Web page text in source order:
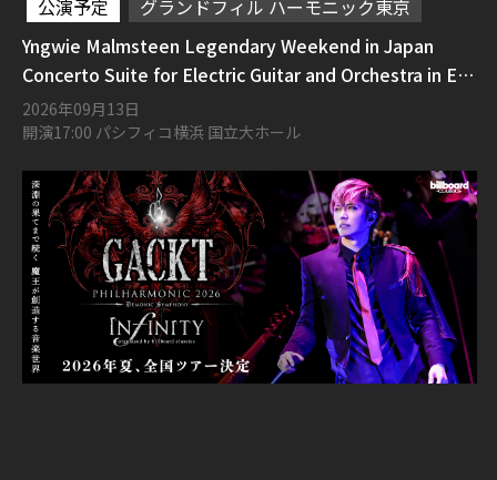
公演予定
グランドフィル ハーモニック東京
Yngwie Malmsteen Legendary Weekend in Japan
Concerto Suite for Electric Guitar and Orchestra in E
Flat Minor Opus 1
2026年09月13日
開演17:00 パシフィコ横浜 国立大ホール